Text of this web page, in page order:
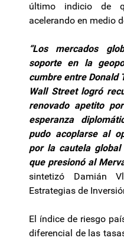
último indicio de
acelerando en medio
“Los mercados
soporte en la
cumbre entre Donald
Wall Street logró
renovado apetito
esperanza
pudo acoplarse al
por la cautela
que presionó al
sintetizó Damián
Estrategias de
El índice de riesgo
diferencial de las